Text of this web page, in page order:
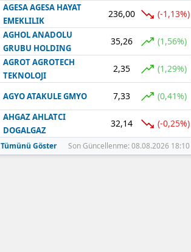
AGESA AGESA HAYAT
EMEKLILIK
236,00 (-1,13%)
AGHOL ANADOLU
GRUBU HOLDING
35,26 (1,56%)
AGROT AGROTECH
TEKNOLOJI
2,35 (1,29%)
AGYO ATAKULE GMYO 7,33 (0,41%)
AHGAZ AHLATCI
DOGALGAZ
32,14 (-0,25%)
Tümünü Göster Son Güncellenme: 08.08.2026 18:10